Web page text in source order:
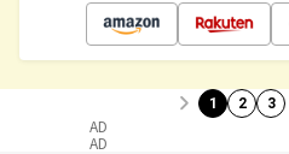
1 2 3
AD
AD